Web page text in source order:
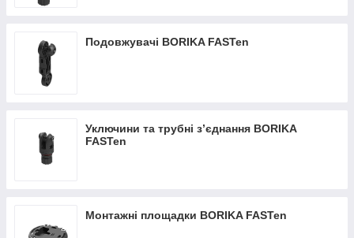
Подовжувачі BORIKA FASTen
Уключини та трубні з’єднання BORIKA
FASTen
Монтажні площадки BORIKA FASTen